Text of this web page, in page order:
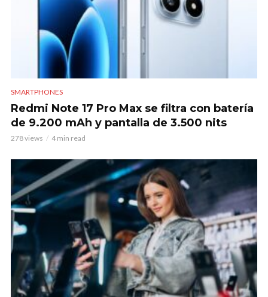
SMARTPHONES
Redmi Note 17 Pro Max se filtra con batería
de 9.200 mAh y pantalla de 3.500 nits
278 views 4 min read